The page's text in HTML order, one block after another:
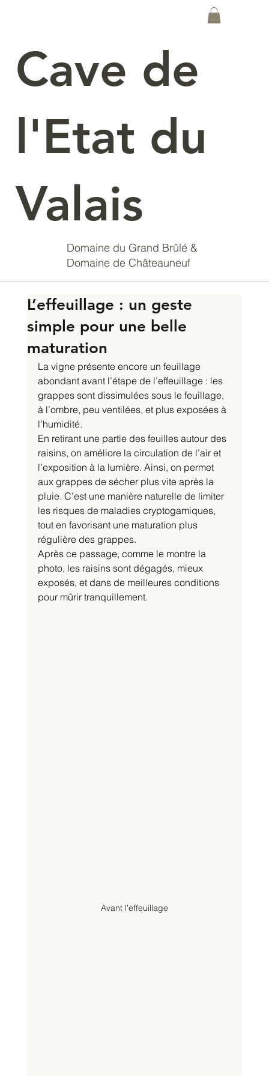
Cave de
l'Etat du
Valais
Domaine du Grand Brûlé &
Domaine de Châteauneuf
L’effeuillage : un geste
simple pour une belle
maturation
La vigne présente encore un feuillage
abondant avant l’étape de l’effeuillage : les
grappes sont dissimulées sous le feuillage,
à l’ombre, peu ventilées, et plus exposées à
l’humidité.
En retirant une partie des feuilles autour des
raisins, on améliore la circulation de l’air et
l’exposition à la lumière. Ainsi, on permet
aux grappes de sécher plus vite après la
pluie. C’est une manière naturelle de limiter
les risques de maladies cryptogamiques,
tout en favorisant une maturation plus
régulière des grappes.
Après ce passage, comme le montre la
photo, les raisins sont dégagés, mieux
exposés, et dans de meilleures conditions
pour mûrir tranquillement.
Avant l'effeuillage